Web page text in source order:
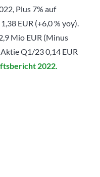
Plus 7% auf
EUR (+6,0 % yoy).
Mio EUR (Minus
Q1/23 0,14 EUR
2022.